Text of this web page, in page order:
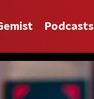
Podcasts